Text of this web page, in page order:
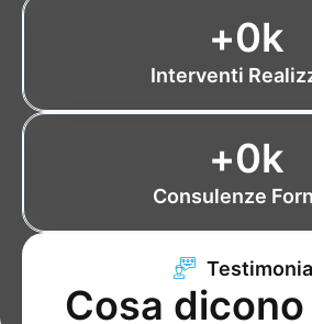
Interventi
+0k
Consulenze
+0k
Cosa